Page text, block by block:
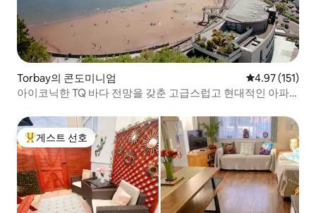
Torbay의 콘도미니엄 평점 4.97점(5
4.97 (151)
아이코닉한 TQ 바다 전망을 갖춘 고급스럽고 현대적인 아파
상위 게스트 선호
게스트 선호